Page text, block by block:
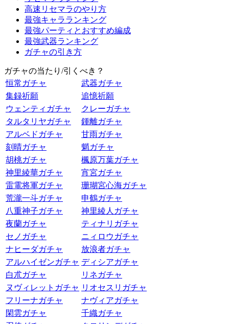
高速リセマラのやり方
最強キャラランキング
最強パーティとおすすめ編成
最強武器ランキング
ガチャの引き方
ガチャの当たり/引くべき？
恒常ガチャ
武器ガチャ
集録祈願
追憶祈願
ウェンティガチャ
クレーガチャ
タルタリヤガチャ
鍾離ガチャ
アルベドガチャ
甘雨ガチャ
刻晴ガチャ
魈ガチャ
胡桃ガチャ
楓原万葉ガチャ
神里綾華ガチャ
宵宮ガチャ
雷電将軍ガチャ
珊瑚宮心海ガチャ
荒瀧一斗ガチャ
申鶴ガチャ
八重神子ガチャ
神里綾人ガチャ
夜蘭ガチャ
ティナリガチャ
セノガチャ
ニィロウガチャ
ナヒーダガチャ
放浪者ガチャ
アルハイゼンガチャ ディシアガチャ
白朮ガチャ
リネガチャ
ヌヴィレットガチャ リオセスリガチャ
フリーナガチャ
ナヴィアガチャ
閑雲ガチャ
千織ガチャ